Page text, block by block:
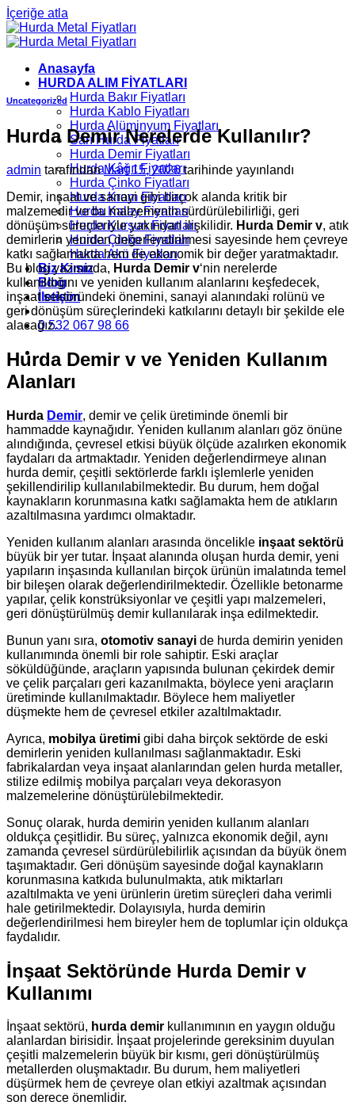
İçeriğe atla
Anasayfa
HURDA ALIM FİYATLARI
Hurda Bakır Fiyatları
Hurda Kablo Fiyatları
Hurda Alüminyum Fiyatları
Sarı Hurda Fiyatları
Hurda Demir Fiyatları
Hurda Kâğıt Fiyatları
Hurda Çinko Fiyatları
Hurda Krom Fiyatları
Hurda Kalay Fiyatları
Hurda Kurşun Fiyatları
Hurda Çinko Fiyatları
Hurda Akü Fiyatları
Biz Kimiz
Blog
İletişim
0 532 067 98 66
Uncategorized
Hurda Demir Nerelerde Kullanılır?
admin tarafından Mart 15, 2026tarihinde yayınlandı
Demir, inşaat ve sanayi gibi birçok alanda kritik bir
malzemedir ve bu malzemenin sürdürülebilirliği, geri
dönüşüm süreçleriyle yakından ilişkilidir. Hurda Demir v, atık
demirlerin yeniden değerlendirilmesi sayesinde hem çevreye
katkı sağlamakta hem de ekonomik bir değer yaratmaktadır.
Bu blog yazısında, Hurda Demir v‘nin nerelerde
kullanıldığını ve yeniden kullanım alanlarını keşfedecek,
inşaat sektöründeki önemini, sanayi alanındaki rolünü ve
geri dönüşüm süreçlerindeki katkılarını detaylı bir şekilde ele
alacağız.
Hurda Demir v ve Yeniden Kullanım
Alanları
Hurda Demir, demir ve çelik üretiminde önemli bir
hammadde kaynağıdır. Yeniden kullanım alanları göz önüne
alındığında, çevresel etkisi büyük ölçüde azalırken ekonomik
faydaları da artmaktadır. Yeniden değerlendirmeye alınan
hurda demir, çeşitli sektörlerde farklı işlemlerle yeniden
şekillendirilip kullanılabilmektedir. Bu durum, hem doğal
kaynakların korunmasına katkı sağlamakta hem de atıkların
azaltılmasına yardımcı olmaktadır.
Yeniden kullanım alanları arasında öncelikle inşaat sektörü
büyük bir yer tutar. İnşaat alanında oluşan hurda demir, yeni
yapıların inşasında kullanılan birçok ürünün imalatında temel
bir bileşen olarak değerlendirilmektedir. Özellikle betonarme
yapılar, çelik konstrüksiyonlar ve çeşitli yapı malzemeleri,
geri dönüştürülmüş demir kullanılarak inşa edilmektedir.
Bunun yanı sıra, otomotiv sanayi de hurda demirin yeniden
kullanımında önemli bir role sahiptir. Eski araçlar
söküldüğünde, araçların yapısında bulunan çekirdek demir
ve çelik parçaları geri kazanılmakta, böylece yeni araçların
üretiminde kullanılmaktadır. Böylece hem maliyetler
düşmekte hem de çevresel etkiler azaltılmaktadır.
Ayrıca, mobilya üretimi gibi daha birçok sektörde de eski
demirlerin yeniden kullanılması sağlanmaktadır. Eski
fabrikalardan veya inşaat alanlarından gelen hurda metaller,
stilize edilmiş mobilya parçaları veya dekorasyon
malzemelerine dönüştürülebilmektedir.
Sonuç olarak, hurda demirin yeniden kullanım alanları
oldukça çeşitlidir. Bu süreç, yalnızca ekonomik değil, aynı
zamanda çevresel sürdürülebilirlik açısından da büyük önem
taşımaktadır. Geri dönüşüm sayesinde doğal kaynakların
korunmasına katkıda bulunulmakta, atık miktarları
azaltılmakta ve yeni ürünlerin üretim süreçleri daha verimli
hale getirilmektedir. Dolayısıyla, hurda demirin
değerlendirilmesi hem bireyler hem de toplumlar için oldukça
faydalıdır.
İnşaat Sektöründe Hurda Demir v
Kullanımı
İnşaat sektörü, hurda demir kullanımının en yaygın olduğu
alanlardan birisidir. İnşaat projelerinde gereksinim duyulan
çeşitli malzemelerin büyük bir kısmı, geri dönüştürülmüş
metallerden oluşmaktadır. Bu durum, hem maliyetleri
düşürmek hem de çevreye olan etkiyi azaltmak açısından
son derece önemlidir.